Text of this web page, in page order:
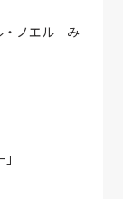
・ノエル み